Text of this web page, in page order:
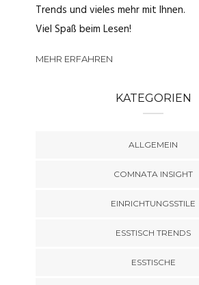
Trends und vieles mehr mit Ihnen.
Viel Spaß beim Lesen!
MEHR ERFAHREN
KATEGORIEN
ALLGEMEIN
COMNATA INSIGHT
EINRICHTUNGSSTILE
ESSTISCH TRENDS
ESSTISCHE